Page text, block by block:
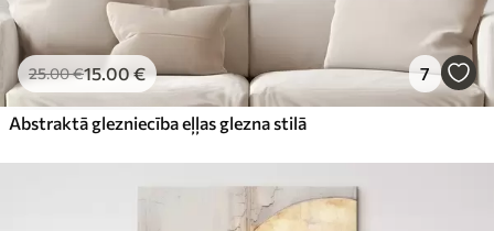
25.00€15.00€ 7
Abstraktā glezniecība eļļas glezna stilā